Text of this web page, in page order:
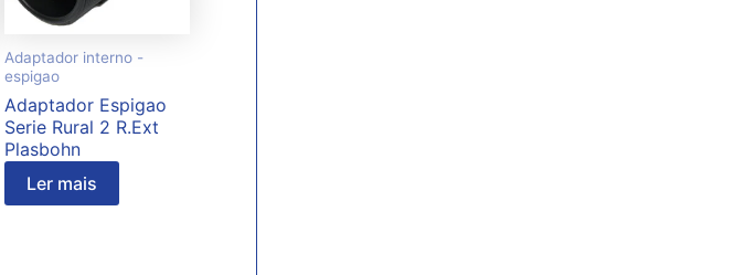
Adaptador interno -
espigao
Adaptador Espigao
Serie Rural 2 R.Ext
Plasbohn
Ler mais